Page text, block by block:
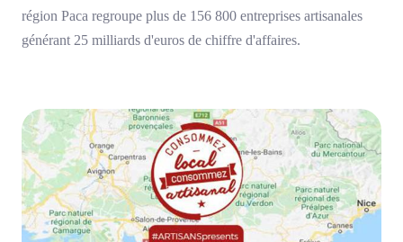
région Paca regroupe plus de 156 800 entreprises artisanales
générant 25 milliards d'euros de chiffre d'affaires.